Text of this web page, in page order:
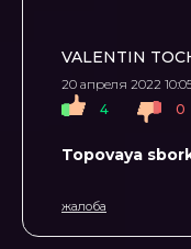
VALENTIN
20 апреля 2022
4
0
Topovaya
жалоба